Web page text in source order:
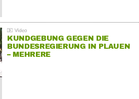
KUNDGEBUNG GEGEN DIE
BUNDESREGIERUNG IN PLAUEN
– MEHRERE